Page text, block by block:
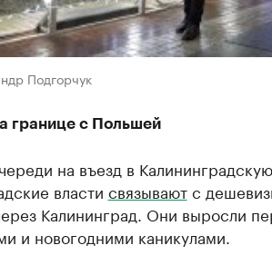
Подгорчук
границе с Польшей
на въезд в
власти связываютс
Калининград. Они выросли
и новогодними каникулами.